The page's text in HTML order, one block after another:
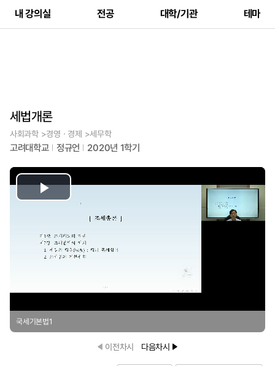
내 강의실 전공 대학/기관 테마
세법개론
사회과학 >경영ㆍ경제 >세무학
고려대학교 정규언 2020년 1학기
Play
Video
국세기본법1
이전차시 다음차시